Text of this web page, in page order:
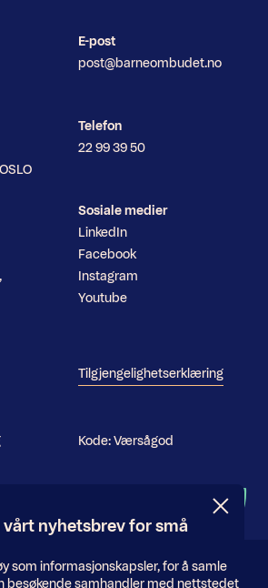
E-post
post@barneombudet.no
Telefon
22 99 39 50
Sosiale medier
LinkedIn
Facebook
Instagram
Youtube
Tilgjengelighetserklæring
Kode:Værsågod
som informasjonskapsler, for å samle
besøkende samhandler med nettstedet
vårt nyhetsbrev for små